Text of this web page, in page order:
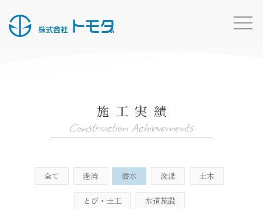
施工実績
採用情報
施工実績
Construction Achievements
全て 港湾 潜水 浚渫 土木
とび・土工 水道施設